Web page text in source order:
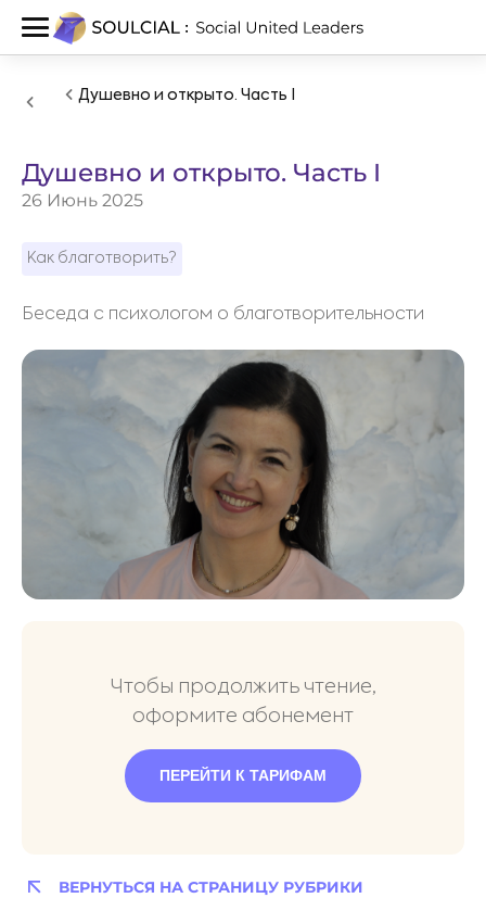
Душевно и открыто. Часть I
Душевно и открыто. Часть I
26 Июнь 2025
Как благотворить?
Беседа с психологом о благотворительности
Чтобы продолжить чтение,
оформите абонемент
ПЕРЕЙТИ К ТАРИФАМ
ВЕРНУТЬСЯ НА СТРАНИЦУ РУБРИКИ